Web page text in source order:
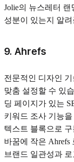
Jolie의 뉴스레터
성분이 있는지 알
9. Ahrefs
전문적인 디자인
맞춤 설정할 수 있
딩 페이지가 있는
키워드 조사 기능
텍스트 블록으로
바꿈에 작은 Ahrefs
브랜드 일관성과